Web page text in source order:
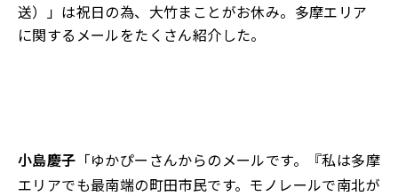
送）」は祝日の為、大竹まことがお休み。多摩エリア
に関するメールをたくさん紹介した。
小島慶子 「ゆかぴーさんからのメールです。『私は多摩
エリアでも最南端の町田市民です。モノレールで南北が